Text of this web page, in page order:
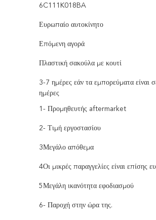
6C111K018BA
Ευρωπαίο αυτοκίνητο
Επόμενη αγορά
Πλαστική σακούλα με κουτί
3-7 ημέρες εάν τα εμπορεύματα είναι
ημέρες
1- Προμηθευτής aftermarket
2- Τιμή εργοστασίου
3Μεγάλο απόθεμα
4Οι μικρές παραγγελίες είναι επίσης
5Μεγάλη ικανότητα εφοδιασμού
6- Παροχή στην ώρα της.